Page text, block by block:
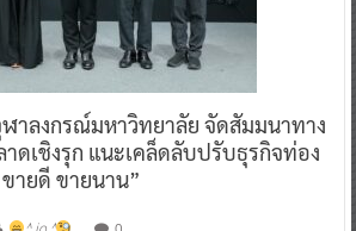
าลงกรณ์มหาวิทยาลัย จัดสัมมนาทาง
าดเชิงรุก แนะเคล็ดลับปรับธุรกิจท่อง
ายดี ขายนาน”